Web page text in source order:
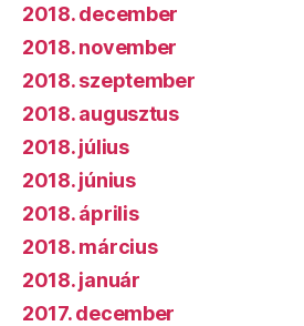
2018. december
2018. november
2018. szeptember
2018. augusztus
2018. július
2018. június
2018. április
2018. március
2018. január
2017. december